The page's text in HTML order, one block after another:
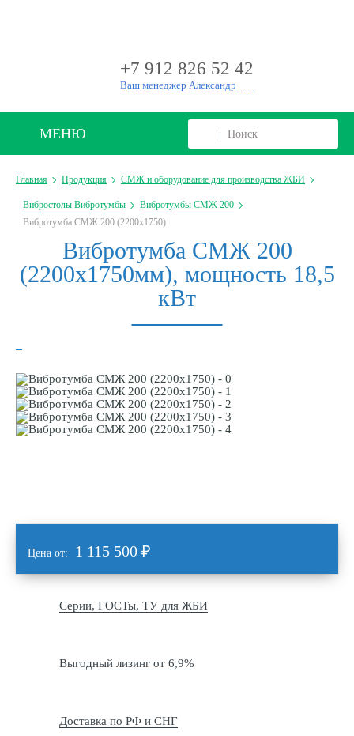
+7 912 826 52 42
Ваш менеджер Александр
МЕНЮ
Главная Продукция СМЖ и оборудование для производства ЖБИ
Вибростолы Вибротумбы
Вибротумбы СМЖ 200
Вибротумба СМЖ 200 (2200х1750)
Вибротумба СМЖ 200
(2200х1750мм), мощность 18,5
кВт
Цена от: 1 115 500 ₽
Серии, ГОСТы, ТУ для ЖБИ
Выгодный лизинг от 6,9%
Доставка по РФ и СНГ